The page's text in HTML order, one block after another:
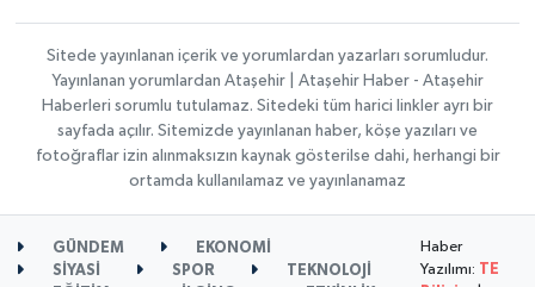
Sitede yayınlanan içerik ve yorumlardan yazarları sorumludur.
Yayınlanan yorumlardan Ataşehir | Ataşehir Haber - Ataşehir
Haberleri sorumlu tutulamaz. Sitedeki tüm harici linkler ayrı bir
sayfada açılır. Sitemizde yayınlanan haber, köşe yazıları ve
fotoğraflar izin alınmaksızın kaynak gösterilse dahi, herhangi bir
ortamda kullanılamaz ve yayınlanamaz
GÜNDEM
EKONOMİ
SİYASİ
SPOR
TEKNOLOJİ
Haber
Yazılımı: TE